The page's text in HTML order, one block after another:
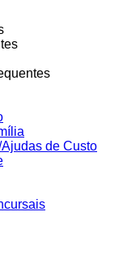
de Custo